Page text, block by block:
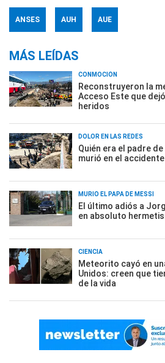
ANSES AUH AUE
MÁS LEÍDAS
CONMOCIÓN
Reconstruyeron la
Acceso Este que
heridos
DOLOR EN LAS REDES
Quién era el padre
murió en el
MURIÓ EL PAPÁ DE MESSI
El último adiós a
en absoluto
CIENCIA
Meteorito cayó en
Unidos: creen que
de la vida